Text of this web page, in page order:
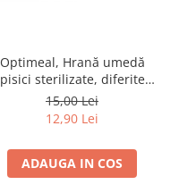
Optimeal, Hrană umedă
pisici sterilizate, diferite
arome, (3+1), 0.34kg
15,00 Lei
12,90 Lei
ADAUGA IN COS